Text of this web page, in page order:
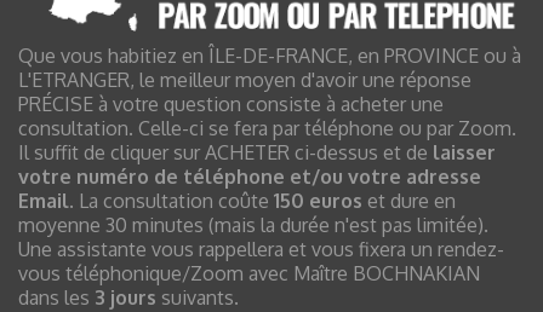
Que vous habitiez en ÎLE-DE-FRANCE, en PROVINCE ou à
L'ETRANGER, le meilleur moyen d'avoir une réponse
PRÉCISE à votre question consiste à acheter une
consultation. Celle-ci se fera par téléphone ou par Zoom.
Il suffit de cliquer sur ACHETER ci-dessus et de laisser
votre numéro de téléphone et/ou votre adresse
Email. La consultation coûte 150 euros et dure en
moyenne 30 minutes (mais la durée n'est pas limitée).
Une assistante vous rappellera et vous fixera un rendez-
vous téléphonique/Zoom avec Maître BOCHNAKIAN
dans les 3 jours suivants.